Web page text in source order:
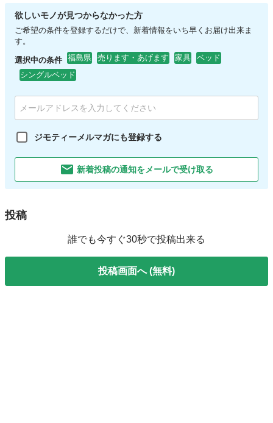
欲しいモノが見つからなかった方
ご希望の条件を登録するだけで、新着情報をいち早くお届け出来ま
す。
選択中の条件 福島県 売ります・あげます 家具
ベッド
シングルベッド
ジモティーメルマガにも登録する
新着投稿の通知をメールで受け取る
投稿
誰でも今すぐ30秒で投稿出来る
投稿画面へ (無料)